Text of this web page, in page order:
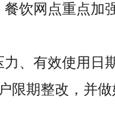
饮网点重点加
、有效使用日
限期整改，并做